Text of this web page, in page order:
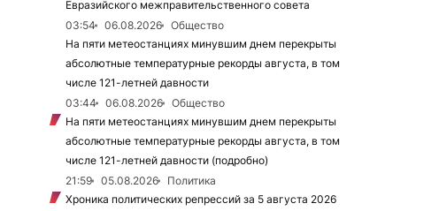
Евразийского межправительственного совета
03:54
06.08.2026
Общество
На пяти метеостанциях минувшим днем перекрыты
абсолютные температурные рекорды августа, в том
числе 121-летней давности
03:44
06.08.2026
Общество
На пяти метеостанциях минувшим днем перекрыты
абсолютные температурные рекорды августа, в том
числе 121-летней давности (подробно)
21:59
05.08.2026
Политика
Хроника политических репрессий за 5 августа 2026